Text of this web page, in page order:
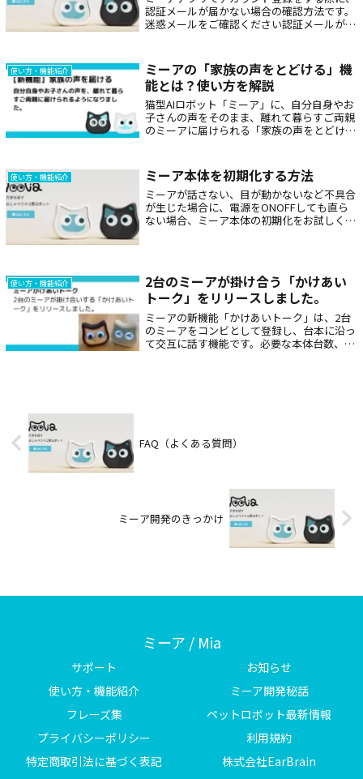
認証メールが届かない場合の確認方法です。
迷惑メールをご確認ください認証メールが迷
アドレス「noreply@mia-prd...
使い方・機能紹介
ミーアの「家族の声をとどける」機
能とは？使い方を解説
猫型AIロボット「ミーア」に、自分自身やお
子さんの声をそのまま、離れて暮らすご両親
のミーアに届けられる「家族の声をとどけ
ホやアプリの操作は必要ありません。使い方
の手順、注意点、既存機能との違いをわかり
やすく解説していきます。
使い方・機能紹介 ミーア本体を初期化する方法
ミーアが話さない、目が動かないなど不具合
が生じた場合に、電源をONOFFしても直ら
ない場合、ミーア本体の初期化をお試しくだ
使い方・機能紹介
2台のミーアが掛け合う「かけあい
トーク」をリリースしました。
ミーアの新機能「かけあいトーク」は、2台
のミーアをコンビとして登録し、台本に沿っ
て交互に話す機能です。必要な本体台数、対
FAQ（よくある質問）
ミーア開発のきっかけ
ミーア / Mia
サポート
お知らせ
使い方・機能紹介
ミーア開発秘話
フレーズ集
ペットロボット最新情報
プライバシーポリシー
利用規約
特定商取引法に基づく表記
株式会社EarBrain